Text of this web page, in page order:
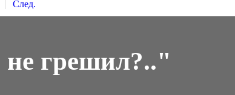
След.
не грешил?.."